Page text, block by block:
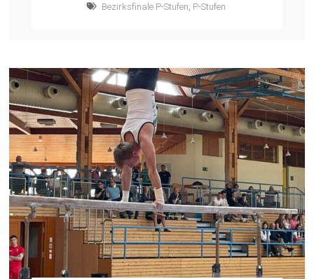
Bezirksfinale P-Stufen P-Stufen